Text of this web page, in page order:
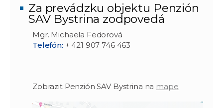
Za prevádzku objektu Penzión
SAV Bystrina zodpovedá
Mgr. Michaela Fedorová
Telefón: + 421 907 746 463
Zobraziť Penzión SAV Bystrina na mape.